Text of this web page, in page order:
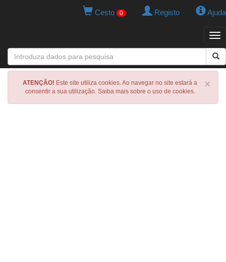
Cesto 0 Registo Ajuda
×
ATENÇÃO! Este site utiliza cookies. Ao navegar no site estará a
consentir a sua utilização. Saiba mais sobre o uso de cookies.